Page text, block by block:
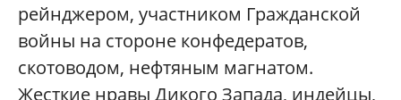
рейнджером, участником Гражданской
войны на стороне конфедератов,
скотоводом, нефтяным магнатом.
Жесткие нравы Дикого Запада, индейцы,